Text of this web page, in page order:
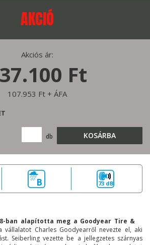
AKCIÓ
Akciós ár:
Ft
107.953 Ft + ÁFA
db KOSÁRBA
B 73 dB
ban alapította meg a Goodyear Tire &
vállalatot Charles Goodyearről nevezte el, aki
Seiberling vezette be a jellegzetes szárnyas